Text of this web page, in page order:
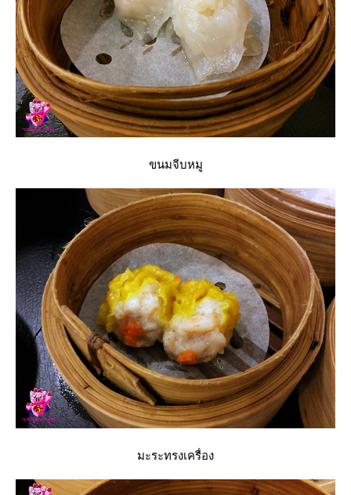
ขนมจีบหมู
มะระทรงเครื่อง